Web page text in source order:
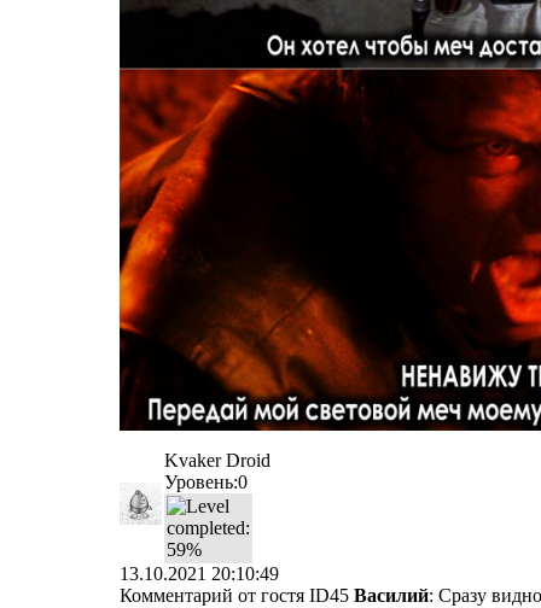
Kvaker Droid
Уровень:0
13.10.2021 20:10:49
Комментарий от гостя ID45 Василий: Сразу